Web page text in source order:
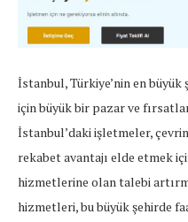
İstanbul, Türkiye’nin en
için büyük bir pazar ve
İstanbul’daki işletmeler,
rekabet avantajı elde etmek
hizmetlerine olan talebi
hizmetleri, bu büyük şehirde